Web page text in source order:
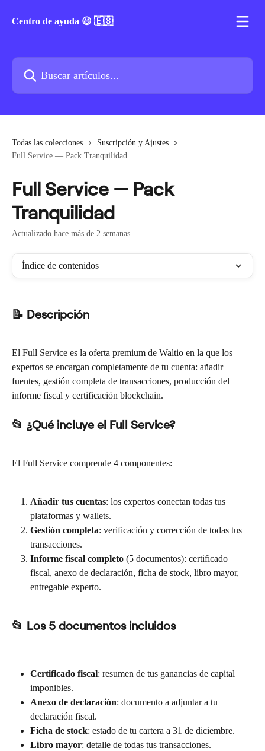
Centro de ayuda 😃 🇪🇸
Buscar artículos...
Todas las colecciones
Suscripción y Ajustes
Full Service — Pack Tranquilidad
Full Service — Pack
Tranquilidad
Actualizado hace más de 2 semanas
Índice de contenidos
📝 Descripción
El Full Service es la oferta premium de Waltio en la que los
expertos se encargan completamente de tu cuenta: añadir
fuentes, gestión completa de transacciones, producción del
informe fiscal y certificación blockchain.
📂 ¿Qué incluye el Full Service?
El Full Service comprende 4 componentes:
Añadir tus cuentas: los expertos conectan todas tus
plataformas y wallets.
Gestión completa: verificación y corrección de todas tus
transacciones.
Informe fiscal completo (5 documentos): certificado
fiscal, anexo de declaración, ficha de stock, libro mayor,
entregable experto.
📂 Los 5 documentos incluidos
Certificado fiscal: resumen de tus ganancias de capital
imponibles.
Anexo de declaración: documento a adjuntar a tu
declaración fiscal.
Ficha de stock: estado de tu cartera a 31 de diciembre.
Libro mayor: detalle de todas tus transacciones.